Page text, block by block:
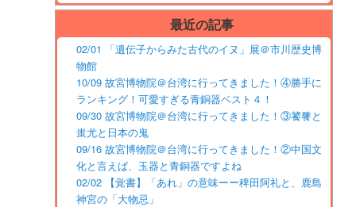
最近の記事
02/01 「遺伝子からみた古代のイヌ」展＠市川歴史博
物館
10/09 故宮博物院＠台湾に行ってきました！④勝手に
ランキング！可愛すぎる青銅器ベスト４！
09/30 故宮博物院＠台湾に行ってきました！③饕餮と
蚩尤と日本の鬼
09/16 故宮博物院＠台湾に行ってきました！②中国文
化と言えば、玉器と青銅器ですよね
02/02 【覚書】「あれ」の意味ーー稗田阿礼と、鹿島
神宮の「大物忌」